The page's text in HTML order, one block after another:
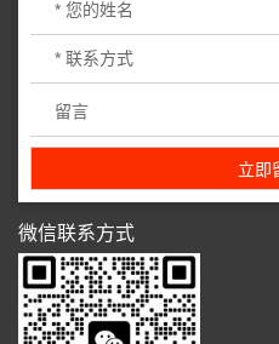
微信联系方式